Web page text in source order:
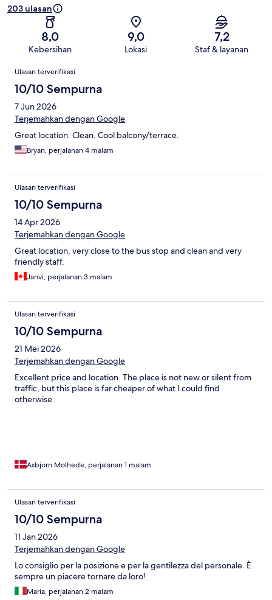
203 ulasan
8,0
Kebersihan
9,0
Lokasi
7,2
Staf & layanan
Ulasan
Ulasan terverifikasi
10/10 Sempurna
7 Jun 2026
Terjemahkan dengan Google
Great location. Clean. Cool balcony/terrace.
Bryan, perjalanan 4 malam
Ulasan terverifikasi
10/10 Sempurna
14 Apr 2026
Terjemahkan dengan Google
Great location, very close to the bus stop and clean and very
friendly staff.
Janvi, perjalanan 3 malam
Ulasan terverifikasi
10/10 Sempurna
21 Mei 2026
Terjemahkan dengan Google
Excellent price and location. The place is not new or silent from
traffic, but this place is far cheaper of what I could find
otherwise.
Asbjorn Molhede, perjalanan 1 malam
Ulasan terverifikasi
10/10 Sempurna
11 Jan 2026
Terjemahkan dengan Google
Lo consiglio per la posizione e per la gentilezza del personale. È
sempre un piacere tornare da loro!
Maria, perjalanan 2 malam